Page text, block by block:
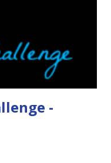
sta che io non ho mai
-